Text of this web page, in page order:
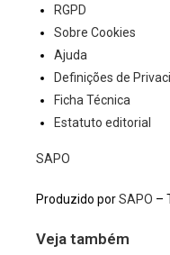
RGPD
Sobre Cookies
Ajuda
Definições de
Ficha Técnica
Estatuto editorial
SAPO
Produzido porSAPO –
Veja também